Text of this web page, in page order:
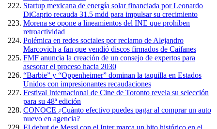
Startup mexicana de energía solar financiada por Leonardo
DiCaprio recauda 31.5 mdd para impulsar su crecimiento
Morena se opone a lineamientos del INE que prohíben
retroactividad
Polémica en redes sociales por reclamo de Alejandro
Marcovich a fan que vendió discos firmados de Caifanes
FMF anuncia la creación de un consejo de expertos para
asesorar el proceso hacia 2030
“Barbie” y “Oppenheimer” dominan la taquilla en Estados
Unidos con impresionantes recaudaciones
Festival Internacional de Cine de Toronto revela su selección
para su 48ª edición
CONOCE ¿Cuánto efectivo puedes pagar al comprar un auto
nuevo en agencia?
El debut de Messi con el Inter marca un hito histórico en el